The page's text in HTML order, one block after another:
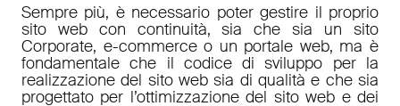
Sempre più, è necessario poter gestire il proprio
sito web con continuità, sia che sia un sito
Corporate, e-commerce o un portale web, ma è
fondamentale che il codice di sviluppo per la
realizzazione del sito web sia di qualità e che sia
progettato per l’ottimizzazione del sito web e dei